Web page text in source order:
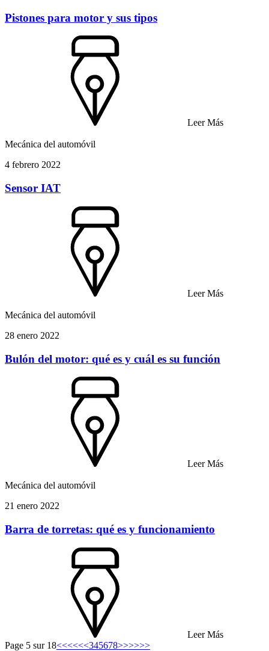
Pistones para motor y sus tipos
Leer Más
Mecánica del automóvil
4 febrero 2022
Sensor IAT
Leer Más
Mecánica del automóvil
28 enero 2022
Bulón del motor: qué es y cuál es su función
Leer Más
Mecánica del automóvil
21 enero 2022
Barra de torretas: qué es y funcionamiento
Leer Más
Page 5 sur 18<<<<<<345678>>>>>>